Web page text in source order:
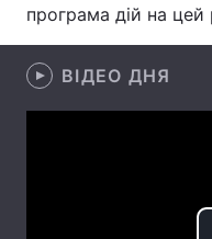
Архів
Контакти
Послуги
програма дій на цей
ВІДЕО ДНЯ